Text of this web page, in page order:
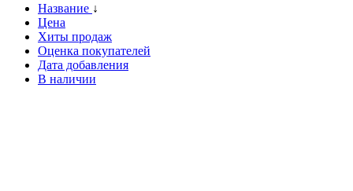
Название ↓
Цена
Хиты продаж
Оценка покупателей
Дата добавления
В наличии